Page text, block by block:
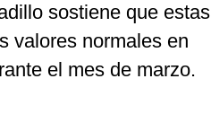
sostiene que estas
valores normales en
el mes de marzo.